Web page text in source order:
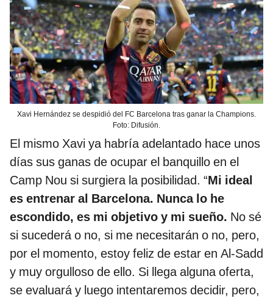
Xavi Hernández se despidió del FC Barcelona tras ganar la Champions.
Foto: Difusión.
El mismo Xavi ya habría adelantado hace unos
días sus ganas de ocupar el banquillo en el
Camp Nou si surgiera la posibilidad. “Mi ideal
es entrenar al Barcelona. Nunca lo he
escondido, es mi objetivo y mi sueño. No sé
si sucederá o no, si me necesitarán o no, pero,
por el momento, estoy feliz de estar en Al-Sadd
y muy orgulloso de ello. Si llega alguna oferta,
se evaluará y luego intentaremos decidir, pero,